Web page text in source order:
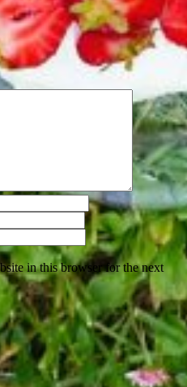
in this browser for the next